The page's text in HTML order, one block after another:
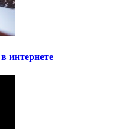
интернете